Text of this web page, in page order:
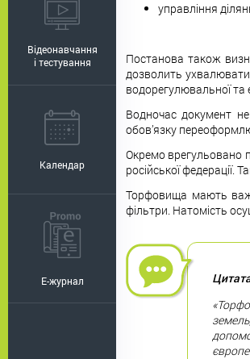
Відеонавчання
і тестування
Календар
E-журнал
управління
Постанова також
дозволить
водорегулювальної та
Водночас документ
обов’язку
Окремо врегульовано
російської федерації.
Торфовища мають
фільтри. Натомість